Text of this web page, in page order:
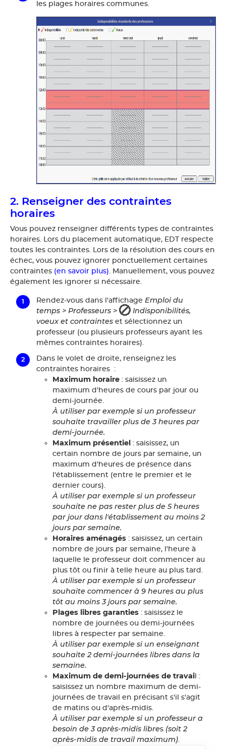
les plages horaires communes.
2. Renseigner des contraintes
horaires
Vous pouvez renseigner différents types de contraintes
horaires. Lors du placement automatique, EDT respecte
toutes les contraintes. Lors de la résolution des cours en
échec, vous pouvez ignorer ponctuellement certaines
contraintes (en savoir plus). Manuellement, vous pouvez
également les ignorer si nécessaire.
Rendez-vous dans l'affichage Emploi du
temps > Professeurs >
Indisponibilités,
voeux et contraintes et sélectionnez un
professeur (ou plusieurs professeurs ayant les
mêmes contraintes horaires).
Dans le volet de droite, renseignez les
contraintes horaires :
Maximum horaire : saisissez un
maximum d'heures de cours par jour ou
demi-journée.
À utiliser par exemple si un professeur
souhaite travailler plus de 3 heures par
demi-journée.
Maximum présentiel : saisissez, un
certain nombre de jours par semaine, un
maximum d'heures de présence dans
l'établissement (entre le premier et le
dernier cours).
À utiliser par exemple si un professeur
souhaite ne pas rester plus de 5 heures
par jour dans l'établissement au moins 2
jours par semaine.
Horaires aménagés : saisissez, un certain
nombre de jours par semaine, l'heure à
laquelle le professeur doit commencer au
plus tôt ou finir à telle heure au plus tard.
À utiliser par exemple si un professeur
souhaite commencer à 9 heures au plus
tôt au moins 3 jours par semaine.
Plages libres garanties : saisissez le
nombre de journées ou demi-journées
libres à respecter par semaine.
À utiliser par exemple si un enseignant
souhaite 2 demi-journées libres dans la
semaine.
Maximum de demi-journées de travai l :
saisissez un nombre maximum de demi-
journées de travail en précisant s'il s'agit
de matins ou d'après-midis.
À utiliser par exemple si un professeur a
besoin de 3 après-midis libres (soit 2
après-midis de travail maximum).